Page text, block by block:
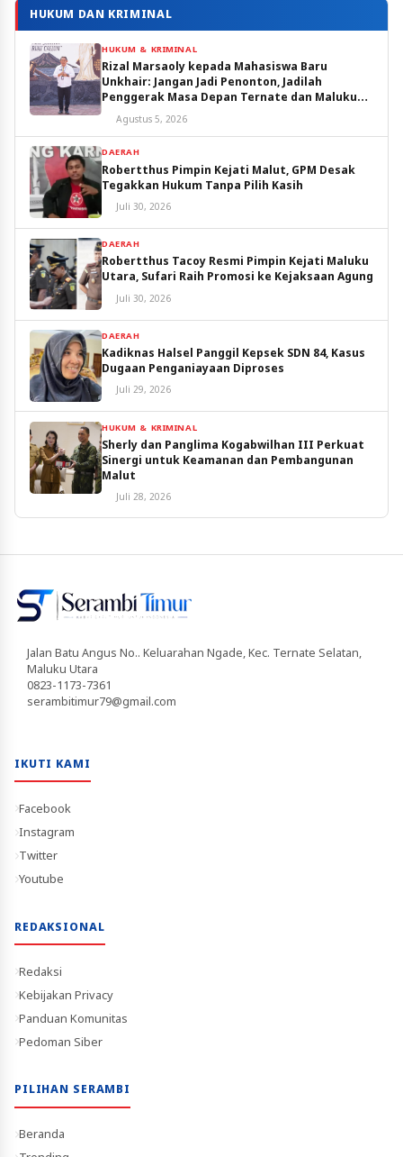
HUKUM DAN KRIMINAL
HUKUM & KRIMINAL
Rizal Marsaoly kepada Mahasiswa Baru
Unkhair: Jangan Jadi Penonton, Jadilah
Penggerak Masa Depan Ternate dan Maluku
Utara
Agustus 5, 2026
DAERAH
Robertthus Pimpin Kejati Malut, GPM Desak
Tegakkan Hukum Tanpa Pilih Kasih
Juli 30, 2026
DAERAH
Robertthus Tacoy Resmi Pimpin Kejati Maluku
Utara, Sufari Raih Promosi ke Kejaksaan Agung
Juli 30, 2026
DAERAH
Kadiknas Halsel Panggil Kepsek SDN 84, Kasus
Dugaan Penganiayaan Diproses
Juli 29, 2026
HUKUM & KRIMINAL
Sherly dan Panglima Kogabwilhan III Perkuat
Sinergi untuk Keamanan dan Pembangunan
Malut
Juli 28, 2026
Jalan Batu Angus No.. Keluarahan Ngade, Kec. Ternate Selatan,
Maluku Utara
0823-1173-7361
serambitimur79@gmail.com
IKUTI KAMI
Facebook
Instagram
Twitter
Youtube
REDAKSIONAL
Redaksi
Kebijakan Privacy
Panduan Komunitas
Pedoman Siber
PILIHAN SERAMBI
Beranda